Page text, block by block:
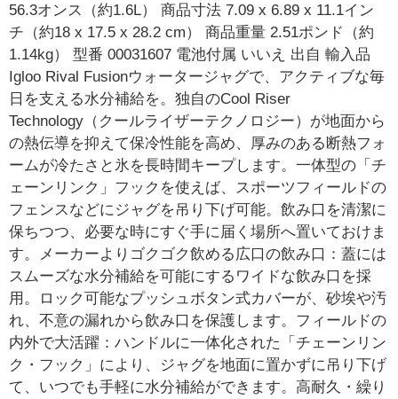
56.3オンス（約1.6L） 商品寸法 7.09 x 6.89 x 11.1イン
チ（約18 x 17.5 x 28.2 cm） 商品重量 2.51ポンド（約
1.14kg） 型番 00031607 電池付属 いいえ 出自 輸入品
Igloo Rival Fusionウォータージャグで、アクティブな毎
日を支える水分補給を。独自のCool Riser
Technology（クールライザーテクノロジー）が地面から
の熱伝導を抑えて保冷性能を高め、厚みのある断熱フォ
ームが冷たさと氷を長時間キープします。一体型の「チ
ェーンリンク」フックを使えば、スポーツフィールドの
フェンスなどにジャグを吊り下げ可能。飲み口を清潔に
保ちつつ、必要な時にすぐ手に届く場所へ置いておけま
す。メーカーよりゴクゴク飲める広口の飲み口：蓋には
スムーズな水分補給を可能にするワイドな飲み口を採
用。ロック可能なプッシュボタン式カバーが、砂埃や汚
れ、不意の漏れから飲み口を保護します。フィールドの
内外で大活躍：ハンドルに一体化された「チェーンリン
ク・フック」により、ジャグを地面に置かずに吊り下げ
て、いつでも手軽に水分補給ができます。高耐久・繰り